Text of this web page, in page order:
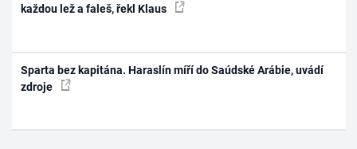
každou lež a faleš, řekl Klaus
Sparta bez kapitána. Haraslín míří do Saúdské Arábie, uvádí
zdroje